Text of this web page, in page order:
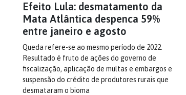
Efeito Lula: desmatamento da
Mata Atlântica despenca 59%
entre janeiro e agosto
Queda refere-se ao mesmo período de 2022.
Resultado é fruto de ações do governo de
fiscalização, aplicação de multas e embargos e
suspensão do crédito de produtores rurais que
desmataram o bioma